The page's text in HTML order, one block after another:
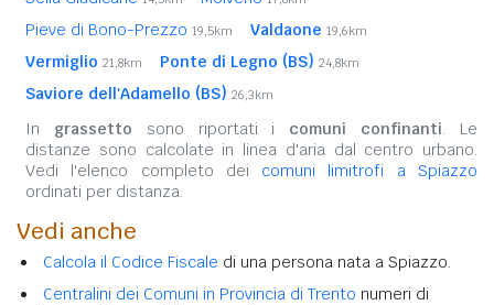
Pieve di Bono-Prezzo 19,5km Valdaone 19,6km
Vermiglio 21,8km Ponte di Legno (BS) 24,8km
Saviore dell'Adamello (BS) 26,3km
In grassetto sono riportati i comuni confinanti. Le
distanze sono calcolate in linea d'aria dal centro urbano.
Vedi l'elenco completo dei comuni limitrofi a Spiazzo
ordinati per distanza.
Vedi anche
Calcola il Codice Fiscale di una persona nata a Spiazzo.
Centralini dei Comuni in Provincia di Trento numeri di